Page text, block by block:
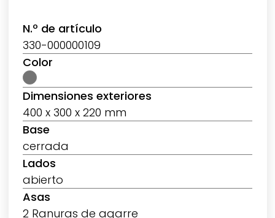
N.º de artículo
330-000000109
Color
Dimensiones exteriores
400 x 300 x 220 mm
Base
cerrada
Lados
abierto
Asas
2 Ranuras de agarre